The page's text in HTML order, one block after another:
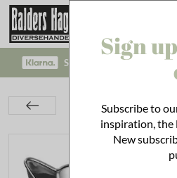
SAFE PAYMENT WITH
Cookie Cutter Standing
Sign
Subscribe to
inspiration, the
New